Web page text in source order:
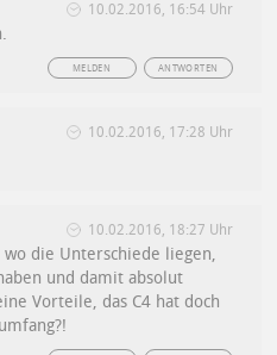
10.02.2016, 16:54 Uhr
ANTWORTEN
MELDEN
10.02.2016, 17:28 Uhr
10.02.2016, 18:27 Uhr
die Unterschiede liegen,
und damit absolut
Vorteile, das C4 hat doch